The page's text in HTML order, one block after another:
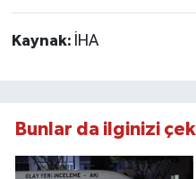
Kaynak: İHA
Bunlar da ilginizi